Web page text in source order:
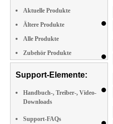
Aktuelle Produkte
Ältere Produkte
Alle Produkte
Zubehör Produkte
Support-Elemente:
Handbuch-, Treiber-, Video-
Downloads
Support-FAQs